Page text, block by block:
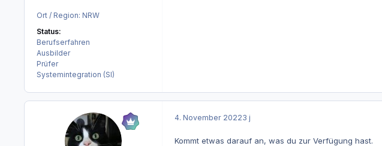
Ort / Region: NRW
Status:
Berufserfahren
Ausbilder
Prüfer
Systemintegration (SI)
4. November 20223 j
Kommt etwas darauf an, was du zur Verfügung hast.